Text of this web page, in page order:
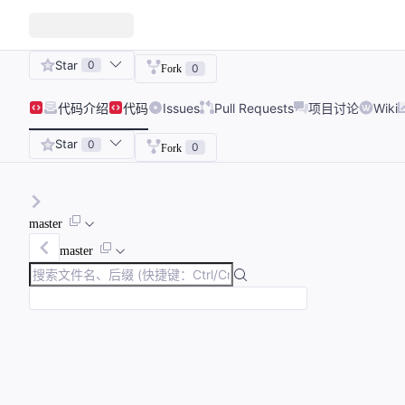
Star 0 Fork 0
代码介绍 代码 Issues Pull Requests 项目讨论 Wiki
Star 0 Fork 0
master
master